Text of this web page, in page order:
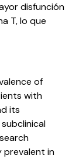
disfunción
T, lo que
of
with
its
prevalent in